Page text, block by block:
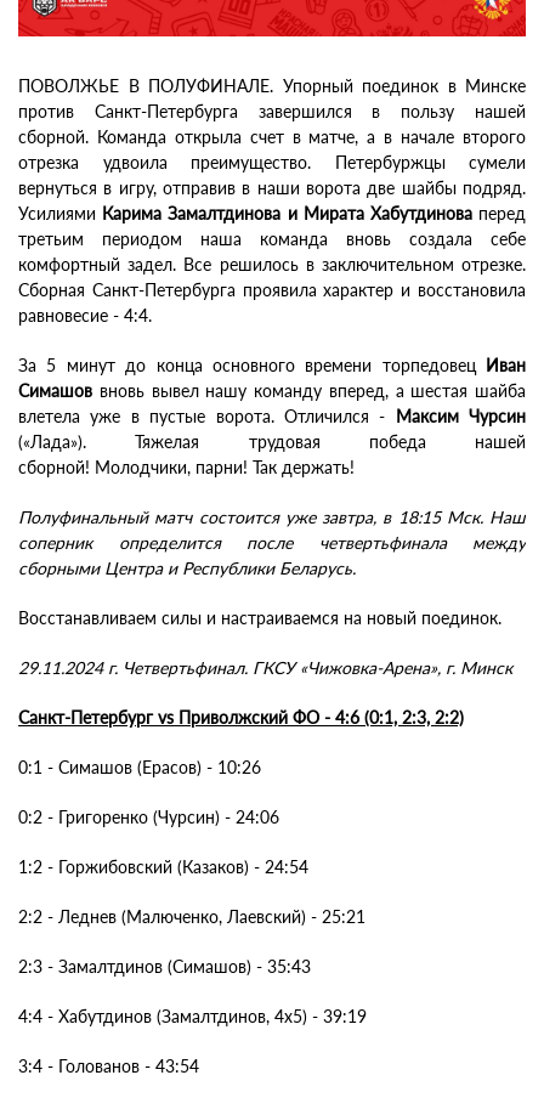
ПОВОЛЖЬЕ В ПОЛУФИНАЛЕ. Упорный поединок в Минске
против Санкт-Петербурга завершился в пользу нашей
сборной. Команда открыла счет в матче, а в начале второго
отрезка удвоила преимущество. Петербуржцы сумели
вернуться в игру, отправив в наши ворота две шайбы подряд.
Усилиями Карима Замалтдинова и Мирата Хабутдиноваперед
третьим периодом наша команда вновь создала себе
комфортный задел. Все решилось в заключительном отрезке.
Сборная Санкт-Петербурга проявила характер и восстановила
равновесие - 4:4.
За 5 минут до конца основного времени торпедовец Иван
Симашов вновь вывел нашу команду вперед, а шестая шайба
влетела уже в пустые ворота. Отличился - Максим Чурсин
(«Лада»). Тяжелая трудовая победа нашей
сборной! Молодчики, парни! Так держать!
Полуфинальный матч состоится уже завтра, в 18:15 Мск. Наш
соперник определится после четвертьфинала между
сборными Центра и Республики Беларусь.
Восстанавливаем силы и настраиваемся на новый поединок.
29.11.2024 г. Четвертьфинал. ГКСУ «Чижовка-Арена», г. Минск
Санкт-Петербург vs Приволжский ФО - 4:6 (0:1, 2:3, 2:2)
0:1 - Симашов (Ерасов) - 10:26
0:2 - Григоренко (Чурсин) - 24:06
1:2 - Горжибовский (Казаков) - 24:54
2:2 - Леднев (Малюченко, Лаевский) - 25:21
2:3 - Замалтдинов (Симашов) - 35:43
4:4 - Хабутдинов (Замалтдинов, 4х5) - 39:19
3:4 - Голованов - 43:54